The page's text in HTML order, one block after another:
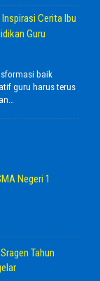
Inspirasi Cerita Ibu
Guru
baik
guru harus terus
Negeri 1
Tahun